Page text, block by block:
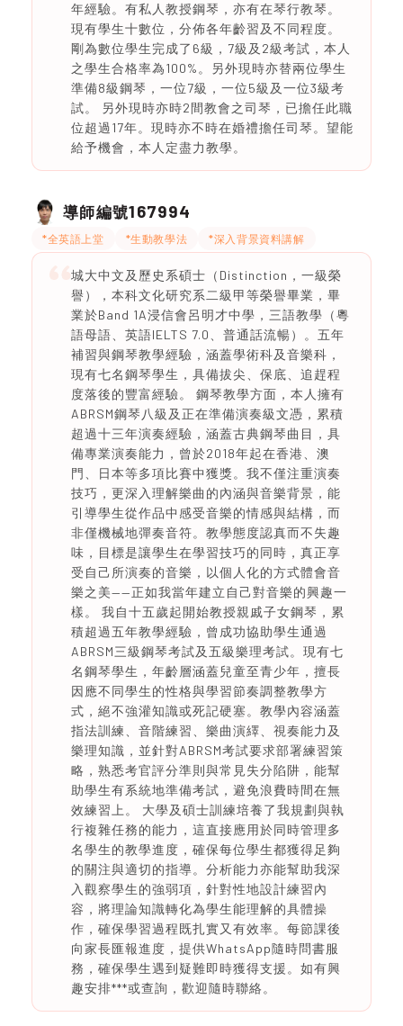
年經驗。有私人教授鋼琴，亦有在琴行教琴。
現有學生十數位，分佈各年齡習及不同程度。
剛為數位學生完成了6級，7級及2級考試，本人
之學生合格率為100%。另外現時亦替兩位學生
準備8級鋼琴，一位7級，一位5級及一位3級考
試。 另外現時亦時2間教會之司琴，已擔任此職
位超過17年。現時亦不時在婚禮擔任司琴。望能
給予機會，本人定盡力教學。
導師編號167994
*全英語上堂 *生動教學法 *深入背景資料講解
城大中文及歷史系碩士（Distinction，一級榮
譽），本科文化研究系二級甲等榮譽畢業，畢
業於Band 1A浸信會呂明才中學，三語教學（粵
語母語、英語IELTS 7.0、普通話流暢）。五年
補習與鋼琴教學經驗，涵蓋學術科及音樂科，
現有七名鋼琴學生，具備拔尖、保底、追趕程
度落後的豐富經驗。 鋼琴教學方面，本人擁有
ABRSM鋼琴八級及正在準備演奏級文憑，累積
超過十三年演奏經驗，涵蓋古典鋼琴曲目，具
備專業演奏能力，曾於2018年起在香港、澳
門、日本等多項比賽中獲獎。我不僅注重演奏
技巧，更深入理解樂曲的內涵與音樂背景，能
引導學生從作品中感受音樂的情感與結構，而
非僅機械地彈奏音符。教學態度認真而不失趣
味，目標是讓學生在學習技巧的同時，真正享
受自己所演奏的音樂，以個人化的方式體會音
樂之美——正如我當年建立自己對音樂的興趣一
樣。 我自十五歲起開始教授親戚子女鋼琴，累
積超過五年教學經驗，曾成功協助學生通過
ABRSM三級鋼琴考試及五級樂理考試。現有七
名鋼琴學生，年齡層涵蓋兒童至青少年，擅長
因應不同學生的性格與學習節奏調整教學方
式，絕不強灌知識或死記硬塞。教學內容涵蓋
指法訓練、音階練習、樂曲演繹、視奏能力及
樂理知識，並針對ABRSM考試要求部署練習策
略，熟悉考官評分準則與常見失分陷阱，能幫
助學生有系統地準備考試，避免浪費時間在無
效練習上。 大學及碩士訓練培養了我規劃與執
行複雜任務的能力，這直接應用於同時管理多
名學生的教學進度，確保每位學生都獲得足夠
的關注與適切的指導。分析能力亦能幫助我深
入觀察學生的強弱項，針對性地設計練習內
容，將理論知識轉化為學生能理解的具體操
作，確保學習過程既扎實又有效率。每節課後
向家長匯報進度，提供WhatsApp隨時問書服
務，確保學生遇到疑難即時獲得支援。如有興
趣安排***或查詢，歡迎隨時聯絡。